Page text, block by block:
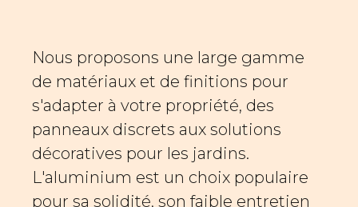
Nous proposons une large gamme
de matériaux et de finitions pour
s'adapter à votre propriété, des
panneaux discrets aux solutions
décoratives pour les jardins.
L'aluminium est un choix populaire
pour sa solidité, son faible entretien